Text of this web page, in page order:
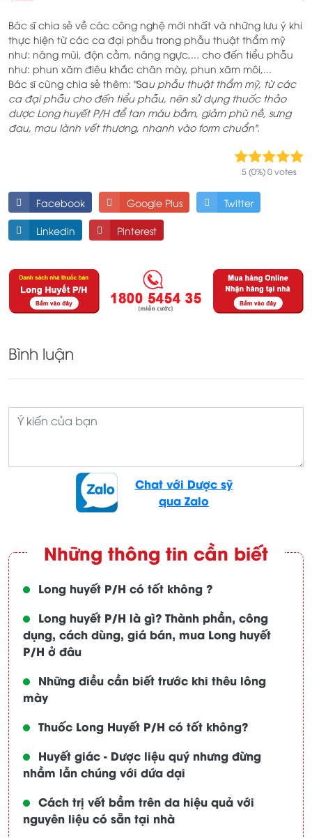
Bác sĩ chia sẻ về các công nghệ mới nhất và những lưu ý khi
thực hiện từ các ca đại phẫu trong phẫu thuật thẩm mỹ
như: nâng mũi, độn cằm, nâng ngực,... cho đến tiểu phẫu
như: phun xăm điêu khắc chân mày, phun xăm môi,...
Bác sĩ cũng chia sẻ thêm: "Sau phẫu thuật thẩm mỹ, từ các
ca đại phẫu cho đến tiểu phẫu, nên sử dụng thuốc thảo
dược Long huyết P/H để tan máu bầm, giảm phù nề, sưng
đau, mau lành vết thương, nhanh vào form chuẩn".
5 (0%) 0 votes
Facebook Google Plus Twitter
Linkedin Pinterest
Bình luận
Chat với Dược sỹ
qua Zalo
Những thông tin cần biết
Long huyết P/H có tốt không ?
Long huyết P/H là gì? Thành phần, công
dụng, cách dùng, giá bán, mua Long huyết
P/H ở đâu
Những điều cần biết trước khi thêu lông
mày
Thuốc Long Huyết P/H có tốt không?
Huyết giác - Dược liệu quý nhưng đừng
nhầm lẫn chúng với dứa dại
Cách trị vết bầm trên da hiệu quả với
nguyên liệu có sẵn tại nhà